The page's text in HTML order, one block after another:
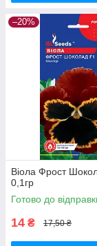
–20%
Віола Фрост
0,1гр
Готово до
14 ₴ 17,50 ₴